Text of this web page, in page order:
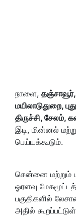
நாளை, தஞ்சாவூர்,
மயிலாடுதுறை,
திருச்சி, சேலம்,
இடி, மின்னல்
பெய்யக்கூடும்.
சென்னை மற்றும்
ஓரளவு
பகுதிகளில்
அதில்